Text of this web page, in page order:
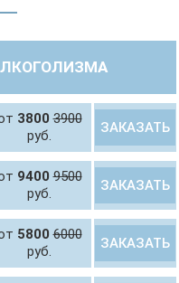
с выездом
38003900
руб.
ЗАКАЗАТЬ
94009500
руб.
ЗАКАЗАТЬ
58006000
руб.
ЗАКАЗАТЬ